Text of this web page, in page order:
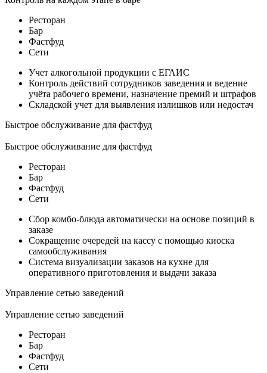
Ресторан
Бар
Фастфуд
Сети
Учет алкогольной продукции с ЕГАИС
Контроль действий сотрудников заведения и ведение
учёта рабочего времени, назначение премий и штрафов
Складской учет для выявления излишков или недостач
Быстрое обслуживание для фастфуд
Быстрое обслуживание для фастфуд
Ресторан
Бар
Фастфуд
Сети
Сбор комбо-блюда автоматически на основе позиций в
заказе
Сокращение очередей на кассу с помощью киоска
самообслуживания
Система визуализации заказов на кухне для
оперативного приготовления и выдачи заказа
Управление сетью заведений
Управление сетью заведений
Ресторан
Бар
Фастфуд
Сети